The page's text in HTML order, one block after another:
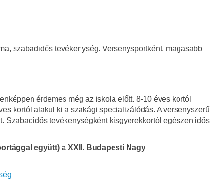
szabadidős tevékenység. Versenysportként, magasabb
érdemes még az iskola előtt. 8-10 éves kortól
kortól alakul ki a szakági specializálódás. A versenyszerű
Szabadidős tevékenységként kisgyerekkortól egészen idős
együtt) a XXII. Budapesti Nagy